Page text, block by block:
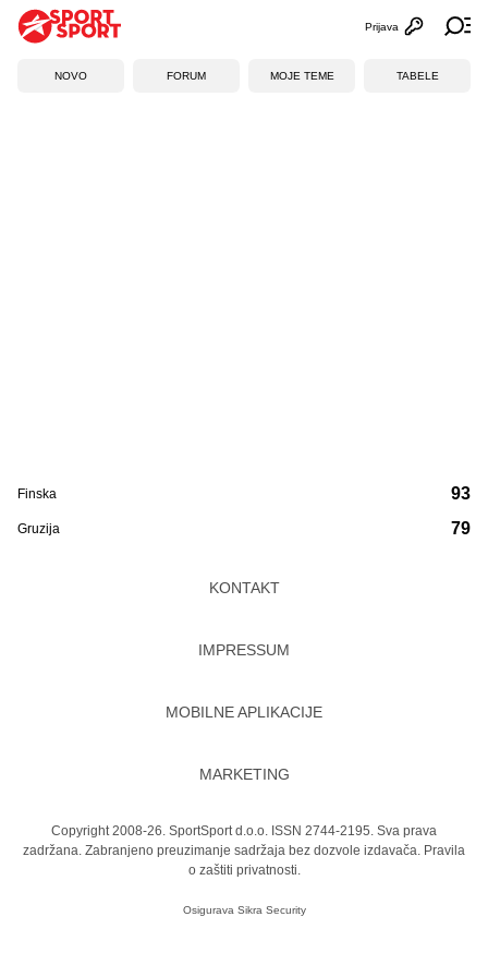
Otvori
Prijava
NOVO FORUM MOJE TEME TABELE
Finska
Gruzija
93
79
KONTAKT
IMPRESSUM
MOBILNE APLIKACIJE
MARKETING
Copyright 2008-26. SportSport d.o.o. ISSN 2744-2195. Sva prava
zadržana. Zabranjeno preuzimanje sadržaja bez dozvole izdavača. Pravila
o zaštiti privatnosti.
Osigurava Sikra Security